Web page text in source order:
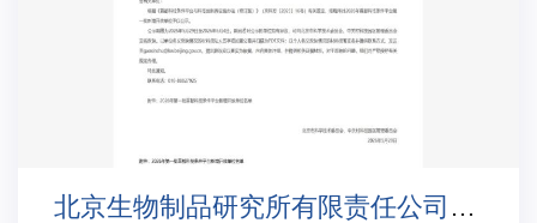
北京生物制品研究所有限责任公司成功加...